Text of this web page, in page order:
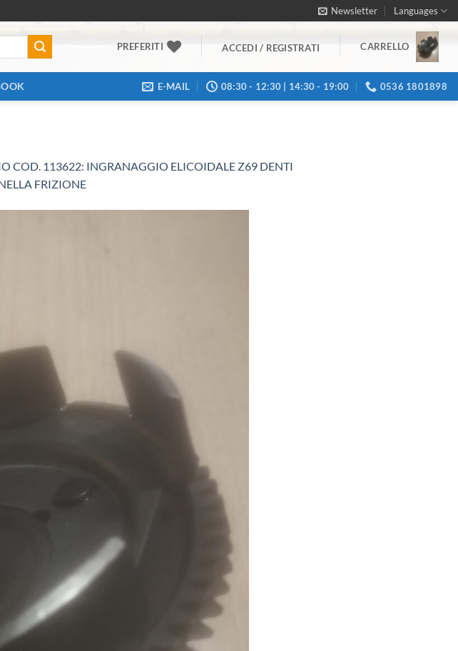
Newsletter Languages
PREFERITI ACCEDI / REGISTRATI CARRELLO
E-MAIL 08:30 - 12:30 | 14:30 - 19:00 0536 1801898
COD. 113622: INGRANAGGIO ELICOIDALE Z69 DENTI
FRIZIONE